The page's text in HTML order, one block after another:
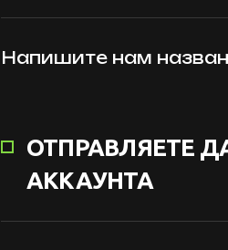
Напишите нам
ОТПРАВЛЯЕТЕ
АККАУНТА